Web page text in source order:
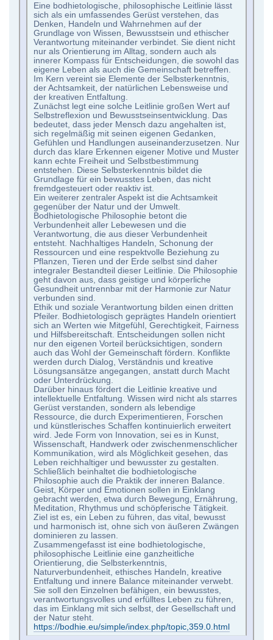
Eine bodhietologische, philosophische Leitlinie lässt
sich als ein umfassendes Gerüst verstehen, das
Denken, Handeln und Wahrnehmen auf der
Grundlage von Wissen, Bewusstsein und ethischer
Verantwortung miteinander verbindet. Sie dient nicht
nur als Orientierung im Alltag, sondern auch als
innerer Kompass für Entscheidungen, die sowohl das
eigene Leben als auch die Gemeinschaft betreffen.
Im Kern vereint sie Elemente der Selbsterkenntnis,
der Achtsamkeit, der natürlichen Lebensweise und
der kreativen Entfaltung.
Zunächst legt eine solche Leitlinie großen Wert auf
Selbstreflexion und Bewusstseinsentwicklung. Das
bedeutet, dass jeder Mensch dazu angehalten ist,
sich regelmäßig mit seinen eigenen Gedanken,
Gefühlen und Handlungen auseinanderzusetzen. Nur
durch das klare Erkennen eigener Motive und Muster
kann echte Freiheit und Selbstbestimmung
entstehen. Diese Selbsterkenntnis bildet die
Grundlage für ein bewusstes Leben, das nicht
fremdgesteuert oder reaktiv ist.
Ein weiterer zentraler Aspekt ist die Achtsamkeit
gegenüber der Natur und der Umwelt.
Bodhietologische Philosophie betont die
Verbundenheit aller Lebewesen und die
Verantwortung, die aus dieser Verbundenheit
entsteht. Nachhaltiges Handeln, Schonung der
Ressourcen und eine respektvolle Beziehung zu
Pflanzen, Tieren und der Erde selbst sind daher
integraler Bestandteil dieser Leitlinie. Die Philosophie
geht davon aus, dass geistige und körperliche
Gesundheit untrennbar mit der Harmonie zur Natur
verbunden sind.
Ethik und soziale Verantwortung bilden einen dritten
Pfeiler. Bodhietologisch geprägtes Handeln orientiert
sich an Werten wie Mitgefühl, Gerechtigkeit, Fairness
und Hilfsbereitschaft. Entscheidungen sollen nicht
nur den eigenen Vorteil berücksichtigen, sondern
auch das Wohl der Gemeinschaft fördern. Konflikte
werden durch Dialog, Verständnis und kreative
Lösungsansätze angegangen, anstatt durch Macht
oder Unterdrückung.
Darüber hinaus fördert die Leitlinie kreative und
intellektuelle Entfaltung. Wissen wird nicht als starres
Gerüst verstanden, sondern als lebendige
Ressource, die durch Experimentieren, Forschen
und künstlerisches Schaffen kontinuierlich erweitert
wird. Jede Form von Innovation, sei es in Kunst,
Wissenschaft, Handwerk oder zwischenmenschlicher
Kommunikation, wird als Möglichkeit gesehen, das
Leben reichhaltiger und bewusster zu gestalten.
Schließlich beinhaltet die bodhietologische
Philosophie auch die Praktik der inneren Balance.
Geist, Körper und Emotionen sollen in Einklang
gebracht werden, etwa durch Bewegung, Ernährung,
Meditation, Rhythmus und schöpferische Tätigkeit.
Ziel ist es, ein Leben zu führen, das vital, bewusst
und harmonisch ist, ohne sich von äußeren Zwängen
dominieren zu lassen.
Zusammengefasst ist eine bodhietologische,
philosophische Leitlinie eine ganzheitliche
Orientierung, die Selbsterkenntnis,
Naturverbundenheit, ethisches Handeln, kreative
Entfaltung und innere Balance miteinander verwebt.
Sie soll den Einzelnen befähigen, ein bewusstes,
verantwortungsvolles und erfülltes Leben zu führen,
das im Einklang mit sich selbst, der Gesellschaft und
der Natur steht.
https://bodhie.eu/simple/index.php/topic,359.0.html